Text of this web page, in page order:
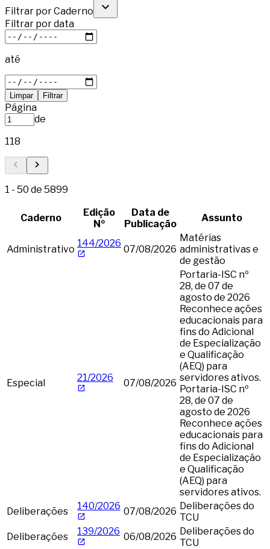
Filtrar por Caderno
Filtrar por data
até
Limpar Filtrar
Página
de
118
1 - 50 de 5899
Caderno
Edição
Nº
Data de
Publicação
Assunto
Administrativo
144/2026
07/08/2026
Matérias
administrativas e
de gestão
Especial 21/2026 07/08/2026
Portaria-ISC nº
28, de 07 de
agosto de 2026
Reconhece ações
educacionais para
fins do Adicional
de Especialização
e Qualificação
(AEQ) para
servidores ativos.
Portaria-ISC nº
28, de 07 de
agosto de 2026
Reconhece ações
educacionais para
fins do Adicional
de Especialização
e Qualificação
(AEQ) para
servidores ativos.
Deliberações
140/2026 07/08/2026 Deliberações do
TCU
Deliberações
139/2026 06/08/2026 Deliberações do
TCU